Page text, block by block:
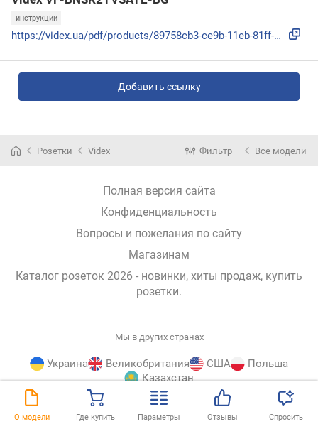
О модели Где купить Параметры Отзывы Спросить
инструкции
https://videx.ua/pdf/products/89758cb3-ce9b-11eb-81ff-78e7d...
Добавить ссылку
Розетки Videx Фильтр Все модели
Полная версия сайта
Конфиденциальность
Вопросы и пожелания по сайту
Магазинам
Каталог розеток 2026 - новинки, хиты продаж, купить
розетки.
Мы в других странах
Украина Великобритания США
Польша
Казахстан
© E-Katalog, 2026 НАВЕРХ